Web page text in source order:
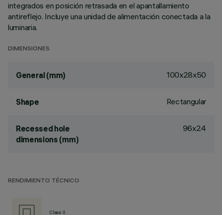
integrados en posición retrasada en el apantallamiento
antireflejo. Incluye una unidad de alimentación conectada a la
luminaria.
DIMENSIONES
General (mm) 100x28x50
Shape Rectangular
Recessed hole
dimensions (mm)
96x24
RENDIMIENTO TÉCNICO
Class II